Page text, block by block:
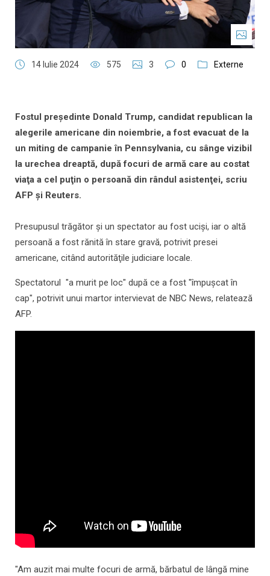
14 Iulie 2024 575 3 0 Externe
Fostul preşedinte Donald Trump, candidat republican la
alegerile americane din noiembrie, a fost evacuat de la
un miting de campanie în Pennsylvania, cu sânge vizibil
la urechea dreaptă, după focuri de armă care au costat
viaţa a cel puţin o persoană din rândul asistenţei, scriu
AFP şi Reuters.
Presupusul trăgător şi un spectator au fost ucişi, iar o altă
persoană a fost rănită în stare gravă, potrivit presei
americane, citând autorităţile judiciare locale.
Spectatorul "a murit pe loc" după ce a fost "împuşcat în
cap", potrivit unui martor intervievat de NBC News, relatează
AFP.
"Am auzit mai multe focuri de armă, bărbatul de lângă mine